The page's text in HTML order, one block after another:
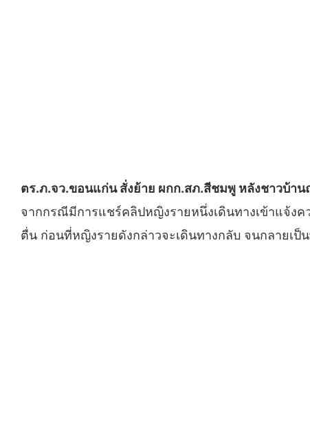
ตร.ภ.จว.ขอนแก่น สั่งย้าย ผกก.สภ.สีชมพู หลังชาวบ้าน
จากกรณีมีการแชร์คลิปหญิงรายหนึ่งเดินทางเข้าแจ้ง
ตื่น ก่อนที่หญิงรายดังกล่าวจะเดินทางกลับ จนกลายเป็